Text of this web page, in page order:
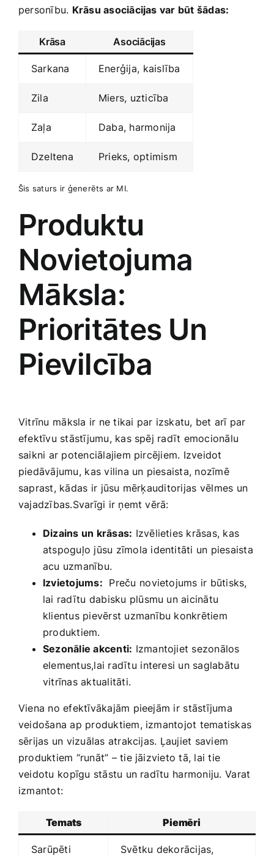
personību. Krāsu asociācijas var būt šādas:
Krāsa Asociācijas
Sarkana Enerģija,⁤ kaislība
Zila Miers, uzticība ‍
Zaļa Daba, harmonija
Dzeltena Prieks, optimism
Šis saturs⁢ ir ģenerēts ar MI.
Produktu
Novietojuma​
Māksla:
Prioritātes Un
Pievilcība
Vitrīnu⁢ māksla ‌ir ne‍ tikai par izskatu, bet ‌arī par
efektīvu stāstījumu, kas spēj radīt emocionālu
saikni ar potenciālajiem pircējiem. Izveidot
piedāvājumu, ⁣kas vilina un piesaista, nozīmē
saprast, kādas⁣ ir jūsu mērķauditorijas ⁤vēlmes un ​
vajadzības.Svarīgi ir​ ņemt vērā:
Dizains un krāsas: Izvēlieties krāsas, kas
‌atspoguļo jūsu zīmola identitāti un piesaista
acu uzmanību.
Izvietojums: ‍ Preču ⁤novietojums ir būtisks,
lai radītu⁣ dabisku plūsmu un aicinātu
klientus pievērst uzmanību konkrētiem
produktiem.
Sezonālie‌ akcenti: Izmantojiet sezonālos
elementus,lai radītu ⁣interesi un saglabātu
vitrīnas aktualitāti.
Viena no efektīvākajām pieejām ir ⁤stāstījuma
veidošana ap produktiem, izmantojot tematiskas⁤
sērijas un vizuālas atrakcijas. Ļaujiet saviem
produktiem “runāt” – tie ‌jāizvieto tā, lai tie
veidotu⁤ kopīgu stāstu un radītu ⁢harmoniju.⁤ Varat‌
izmantot:
Temats Piemēri
Sarūpēti
Svētku dekorācijas,